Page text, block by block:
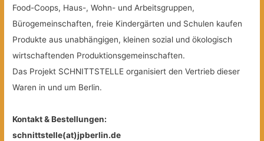
Food-Coops, Haus-, Wohn- und Arbeitsgruppen,
Bürogemeinschaften, freie Kindergärten und Schulen kaufen
Produkte aus unabhängigen, kleinen sozial und ökologisch
wirtschaftenden Produktionsgemeinschaften.
Das Projekt SCHNITTSTELLE organisiert den Vertrieb dieser
Waren in und um Berlin.
Kontakt & Bestellungen:
schnittstelle(at)jpberlin.de